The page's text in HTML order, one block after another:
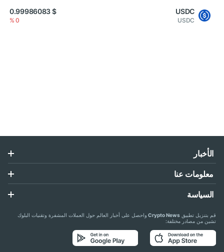
USDC
USDC
$ 0.99986083
0 %
الأخبار
معلومات عنا
السياسة
قم بتنزيل تطبيق Crypto News واحصل على أخبار العالم حول العملات المشفرة وتقنيات البلوك
تشين من مصادر مختلفة: